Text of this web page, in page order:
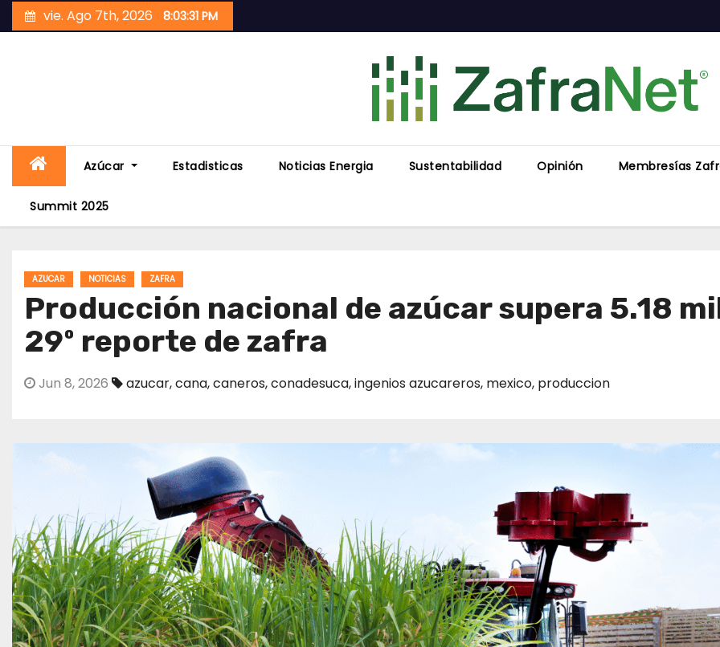
to
vie. Ago 7th, 2026 8:03:32 PM
Azúcar Estadisticas Noticias Energia Sustentabilidad Opinión Membresías
Summit 2025
AZUCAR NOTICIAS ZAFRA
Producción nacional de azúcar supera 5.18
29º reporte de zafra
Jun 8, 2026 azucar,cana,caneros,conadesuca,ingenios azucareros, mexico, produccion